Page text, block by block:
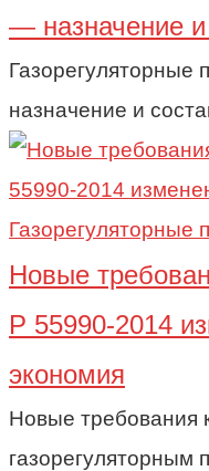
— назначение и
назначение и
Газорегуляторные
Новые
Р 55990-2014
экономия
Новые требования
газорегуляторным